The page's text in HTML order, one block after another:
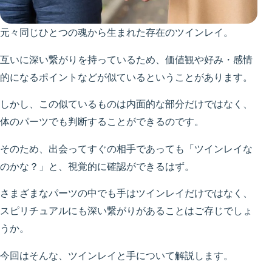
元々同じひとつの魂から生まれた存在のツインレイ。
互いに深い繋がりを持っているため、価値観や好み・感情
的になるポイントなどが似ているということがあります。
しかし、この似ているものは内面的な部分だけではなく、
体のパーツでも判断することができるのです。
そのため、出会ってすぐの相手であっても「ツインレイな
のかな？」と、視覚的に確認ができるはず。
さまざまなパーツの中でも手はツインレイだけではなく、
スピリチュアルにも深い繋がりがあることはご存じでしょ
うか。
今回はそんな、ツインレイと手について解説します。